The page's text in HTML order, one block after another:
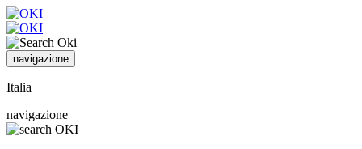
navigazione
Italia
navigazione